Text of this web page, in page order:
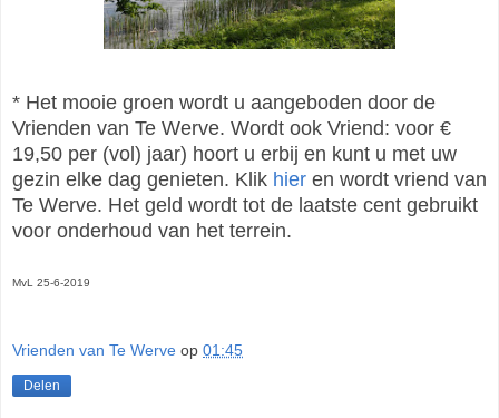
* Het mooie groen wordt u aangeboden door de
Vrienden van Te Werve. Wordt ook Vriend: voor €
19,50 per (vol) jaar) hoort u erbij en kunt u met uw
gezin elke dag genieten. Klik hier en wordt vriend van
Te Werve. Het geld wordt tot de laatste cent gebruikt
voor onderhoud van het terrein.
MvL 25-6-2019
Vrienden van Te Werve op 01:45
Delen